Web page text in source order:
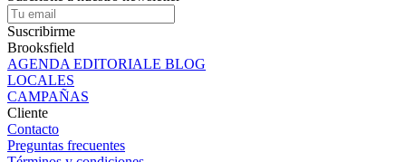
Suscribirme
Brooksfield
AGENDA EDITORIALE BLOG
LOCALES
CAMPAÑAS
Cliente
Contacto
Preguntas frecuentes